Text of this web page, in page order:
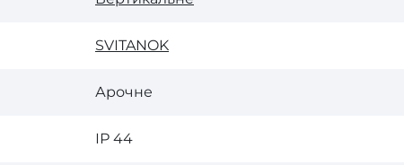
SVІTANOK
Арочне
ІР 44